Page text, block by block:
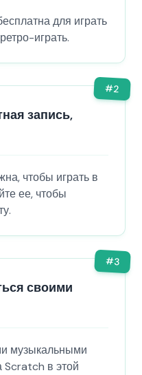
для играть
играть.
#2
запись,
чтобы играть в
ее, чтобы
#3
своими
музыкальными
Scratch в этой